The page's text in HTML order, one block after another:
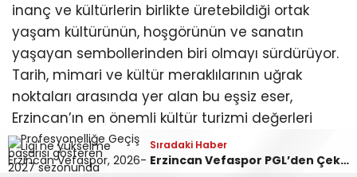
Sıradaki Haber
Süleyman Tan İş Dünyası Temsilcileriyle Bir Araya Gelmeye Devam Ediyor
Sıradaki Haber
Kemaliye’nin Gizli Hazinesi Yeşilyurt Köyü Camii
inanç ve kültürlerin birlikte üretebildiği ortak
yaşam kültürünün, hoşgörünün ve sanatın
yaşayan sembollerinden biri olmayı sürdürüyor.
Tarih, mimari ve kültür meraklılarının uğrak
noktaları arasında yer alan bu eşsiz eser,
Erzincan’ın en önemli kültür turizmi değerleri
arasında gösteriliyorSıradaki Haber
Erzincan Vefaspor PGL’den Çekildi